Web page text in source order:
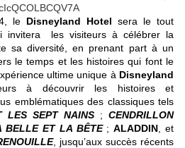
le Disneyland Hotel sera le tout
les visiteurs à célébrer la
sa diversité, en prenant part à un
le temps et les histoires qui font le
ultime unique à Disneyland
à découvrir les histoires et
emblématiques des classiques tels
LES SEPT NAINS ; CENDRILLON
BELLE ET LA BÊTE ;ALADDIN , et
, jusqu’aux succès récents